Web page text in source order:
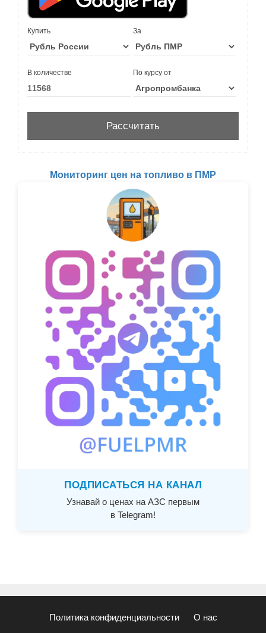
Купить За
В количестве По курсу от
Мониторинг цен на топливо в ПМР
ПОДПИСАТЬСЯ НА КАНАЛ
Узнавай о ценах на АЗС первым
в Telegram!
Политика конфиденциальности О нас